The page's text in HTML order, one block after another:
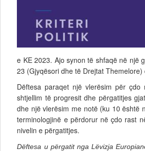
e KE 2023. Ajo synon të shfaqë në një
23 (Gjyqësori dhe të Drejtat
Dëftesa paraqet një vlerësim për çdo
shtjellim të progresit dhe përgatitjes
dhe një vlerësim me notë (ku 10 është
terminologjinë e përdorur në çdo rast
nivelin e përgatitjes.
Dëftesa u përgatit nga Lëvizja